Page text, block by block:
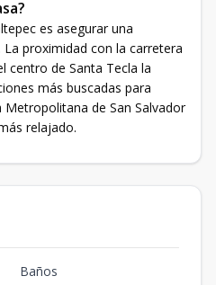
es asegurar una
proximidad con la carretera
centro de Santa Tecla la
más buscadas para
de San Salvador
relajado.
Baños